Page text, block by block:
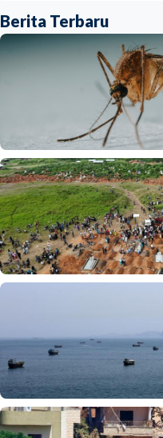
Berita Terbaru
Internasional
Satu nyawa melayang,
kembali mengintai Israel
Indonesia•07 Aug 2026
UNICEF: Wabah Ebola
RD Kongo, balita jadi
07 Aug 2026
Internasional